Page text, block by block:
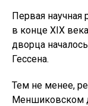
Первая научная
в конце XIX
дворца
Гессена.
Тем не менее,
Меншиковском